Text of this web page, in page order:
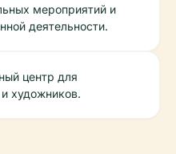
мероприятий и
деятельности.
центр для
художников.